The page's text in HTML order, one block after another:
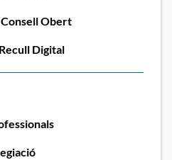
Obert
Digital